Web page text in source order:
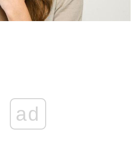
ad